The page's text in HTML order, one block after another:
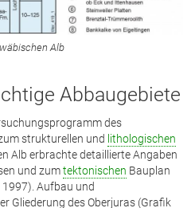
Alb
Abbaugebiete
des
strukturellen und lithologischen
Alb erbrachte detaillierte Angaben
und zumtektonischen Bauplan
1997). Aufbau und
Gliederung des Oberjuras (Grafik